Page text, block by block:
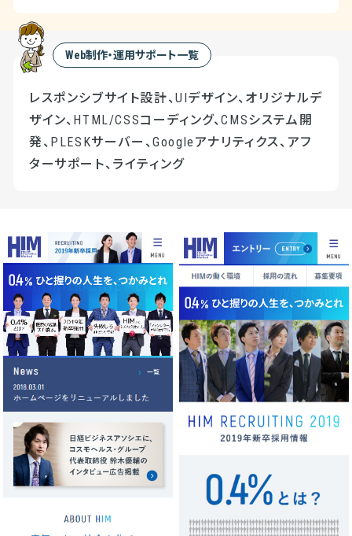
Web制作・運用サポート一覧
レスポンシブサイト設計、UIデザイン、オリジナルデ
ザイン、HTML/CSSコーディング、CMSシステム開
発、PLESKサーバー、Googleアナリティクス、アフ
ターサポート、ライティング